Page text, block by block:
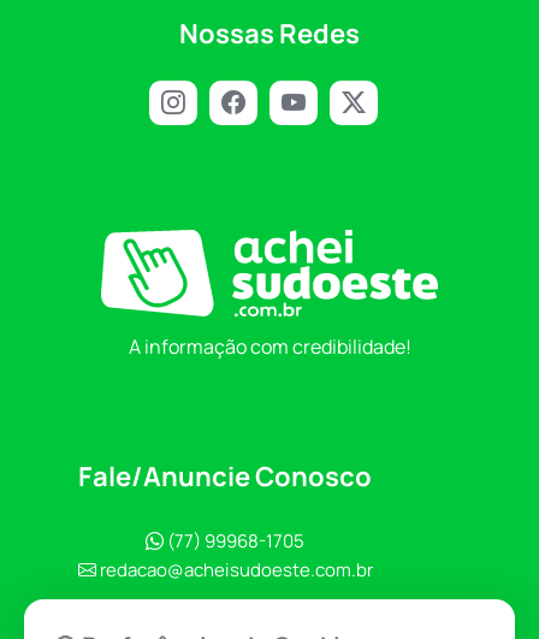
Nossas Redes
A informação com credibilidade!
Fale/Anuncie Conosco
(77) 99968-1705
redacao@acheisudoeste.com.br